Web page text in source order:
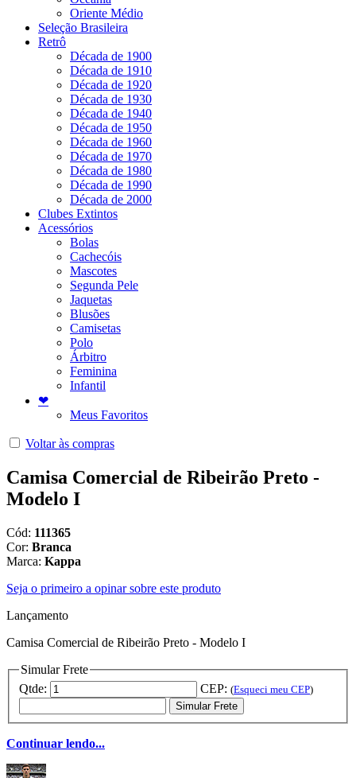
Oriente Médio
Seleção Brasileira
Retrô
Década de 1900
Década de 1910
Década de 1920
Década de 1930
Década de 1940
Década de 1950
Década de 1960
Década de 1970
Década de 1980
Década de 1990
Década de 2000
Clubes Extintos
Acessórios
Bolas
Cachecóis
Mascotes
Segunda Pele
Jaquetas
Blusões
Camisetas
Polo
Árbitro
Feminina
Infantil
❤
Meus Favoritos
Voltar às compras
Camisa Comercial de Ribeirão Preto -
Modelo I
Cód: 111365
Cor: Branca
Marca: Kappa
Seja o primeiro a opinar sobre este produto
Lançamento
Camisa Comercial de Ribeirão Preto - Modelo I
Simular Frete
Qtde:
CEP: (Esqueci meu CEP)
Simular Frete
Continuar lendo...